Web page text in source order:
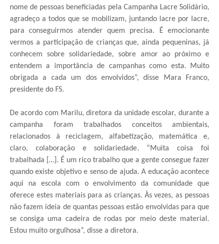
nome de pessoas beneficiadas pela Campanha Lacre Solidário,
agradeço a todos que se mobilizam, juntando lacre por lacre,
para conseguirmos atender quem precisa. É emocionante
vermos a participação de crianças que, ainda pequeninas, já
conhecem sobre solidariedade, sobre amor ao próximo e
entendem a importância de campanhas como esta. Muito
obrigada a cada um dos envolvidos”, disse Mara Franco,
presidente do FS.
De acordo com Marilu, diretora da unidade escolar, durante a
campanha foram trabalhados conceitos ambientais,
relacionados à reciclagem, alfabetização, matemática e,
claro, colaboração e solidariedade. “Muita coisa foi
trabalhada […]. É um rico trabalho que a gente consegue fazer
quando existe objetivo e senso de ajuda. A educação acontece
aqui na escola com o envolvimento da comunidade que
oferece estes materiais para as crianças. Às vezes, as pessoas
não fazem ideia de quantas pessoas estão envolvidas para que
se consiga uma cadeira de rodas por meio deste material.
Estou muito orgulhosa”, disse a diretora.